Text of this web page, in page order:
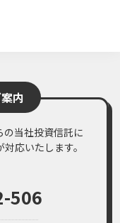
を決定」
決定」
PDF・269KB
下げを決定」
内
の当社投資信託に
応いたします。
506